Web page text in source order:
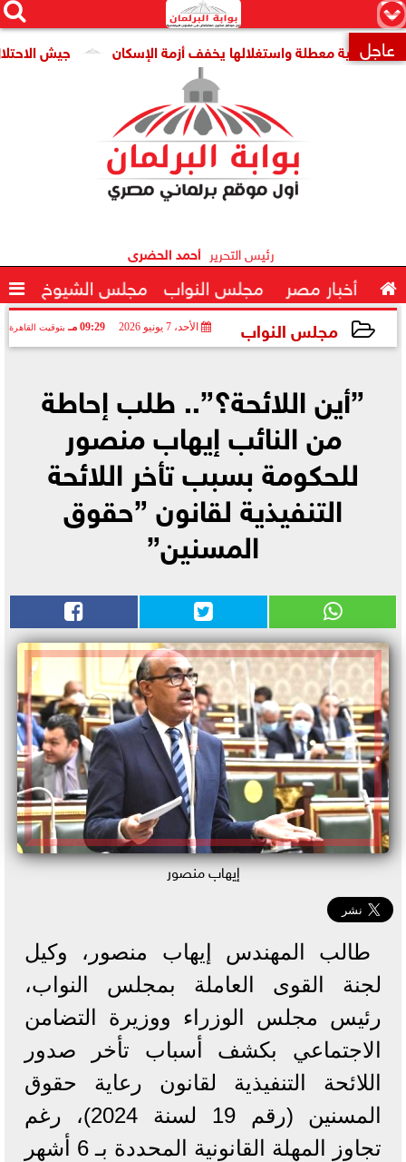
×


 عاجل جيش الاحتلال: مقتل جنديين معطلة واستغلالها يخفف أزمة الإسكان
رئيس التحرير أحمد الحضرى
 أخبار مصر مجلس النواب مجلس الشيوخ 
مجلس النواب الأحد، 7 يونيو 2026 09:29 مـ بتوقيت القاهرة
”أين اللائحة؟”.. طلب إحاطة
من النائب إيهاب منصور
للحكومة بسبب تأخر اللائحة
التنفيذية لقانون ”حقوق
المسنين”
إيهاب منصور
طالب المهندس إيهاب منصور، وكيل
لجنة القوى العاملة بمجلس النواب،
رئيس مجلس الوزراء ووزيرة التضامن
الاجتماعي بكشف أسباب تأخر صدور
اللائحة التنفيذية لقانون رعاية حقوق
المسنين (رقم 19 لسنة 2024)، رغم
تجاوز المهلة القانونية المحددة بـ 6 أشهر